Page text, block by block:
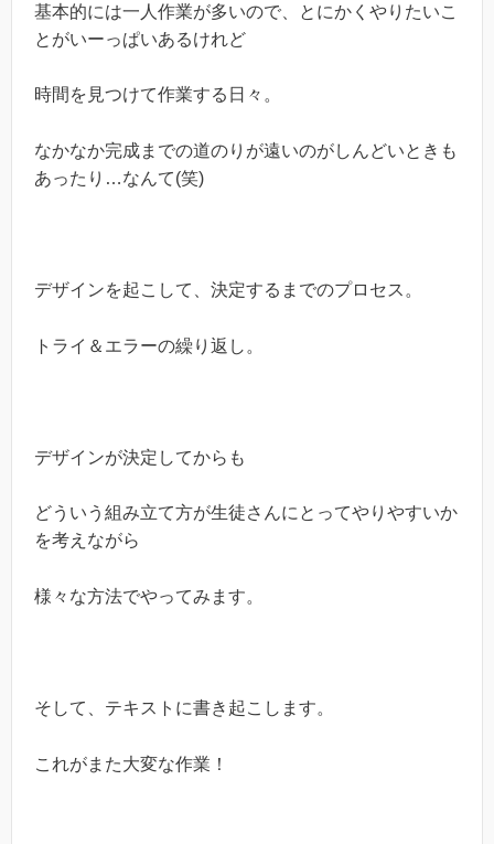
基本的には一人作業が多いので、とにかくやりたいこ
とがいーっぱいあるけれど
時間を見つけて作業する日々。
なかなか完成までの道のりが遠いのがしんどいときも
あったり…なんて(笑)
デザインを起こして、決定するまでのプロセス。
トライ＆エラーの繰り返し。
デザインが決定してからも
どういう組み立て方が生徒さんにとってやりやすいか
を考えながら
様々な方法でやってみます。
そして、テキストに書き起こします。
これがまた大変な作業！